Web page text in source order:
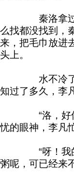
秦洛拿过医
么找都没找到，
来，把毛巾放进
头上。
水不冷了，
知过了多久，李
“洛，好像有
忧的眼神，李凡
“呀！我的粥
粥呢，可已经来